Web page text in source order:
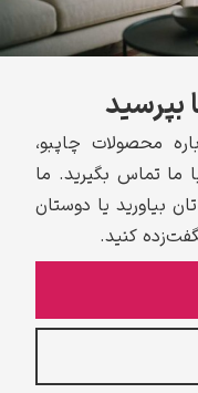
بپرسید
محصولات چاپبو،
ما تماس بگیرید. ما
بیاورید یا دوستان
کنید.